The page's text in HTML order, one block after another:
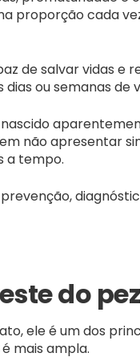
proporção cada
de salvar vidas e
ou semanas de
não apresentar
a tempo.
do
ele é um dos
mais ampla.